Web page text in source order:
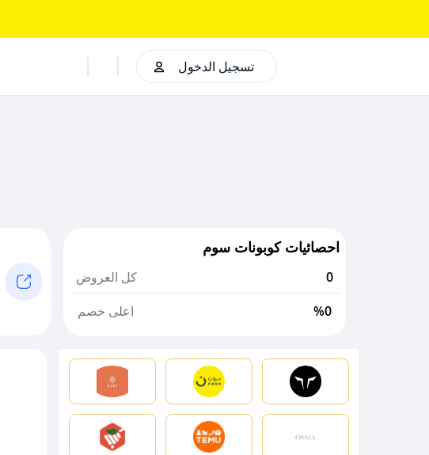
تسجيل الدخول
احصائيات كوبونات سوم
كل العروض
0
اعلى خصم
%0